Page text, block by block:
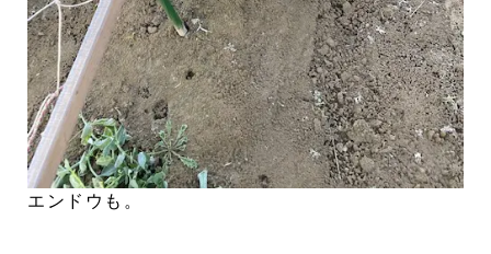
エンドウも。